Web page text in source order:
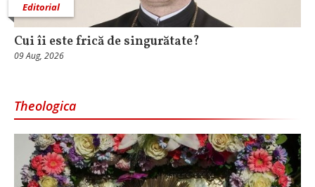
Editorial
Cui îi este frică de singurătate?
09 Aug, 2026
Theologica